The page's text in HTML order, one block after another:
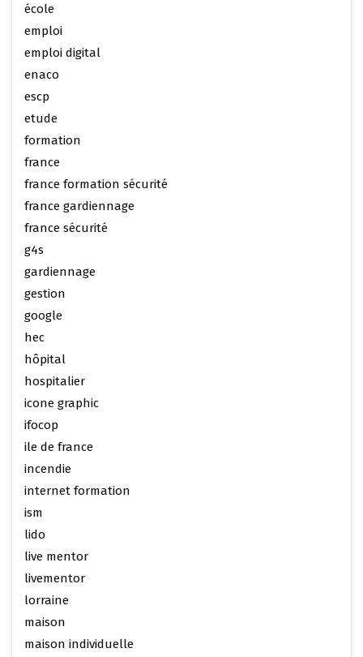
école
emploi
emploi digital
enaco
escp
etude
formation
france
france formation sécurité
france gardiennage
france sécurité
g4s
gardiennage
gestion
google
hec
hôpital
hospitalier
icone graphic
ifocop
ile de france
incendie
internet formation
ism
lido
live mentor
livementor
lorraine
maison
maison individuelle